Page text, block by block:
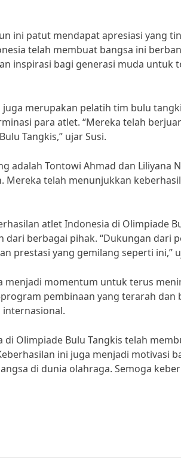
ini patut mendapat apresiasi yang
telah membuat bangsa ini
inspirasi bagi generasi muda untuk
merupakan pelatih tim bulu
para atlet. “Mereka telah
Tangkis,” ujar Susi.
adalah Tontowi Ahmad dan Liliyana
Mereka telah menunjukkan
atlet Indonesia di Olimpiade
berbagai pihak. “Dukungan dari
prestasi yang gemilang seperti ini,”
menjadi momentum untuk terus
pembinaan yang terarah dan
internasional.
Olimpiade Bulu Tangkis telah
ini juga menjadi motivasi
di dunia olahraga. Semoga